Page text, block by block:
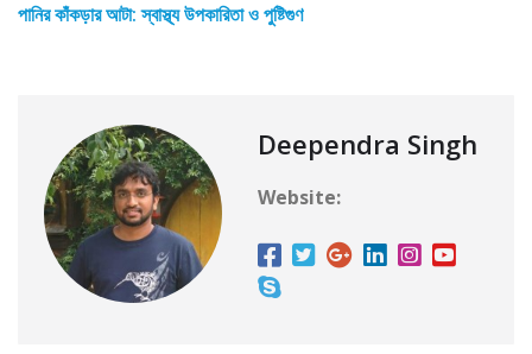
পানির কাঁকড়ার আটা: স্বাস্থ্য উপকারিতা ও পুষ্টিগুণ
Deependra Singh
Website: